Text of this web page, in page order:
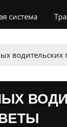
система